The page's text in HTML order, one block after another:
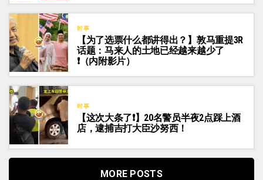
时事
【为了选票什么都讲得出？】敦马重提3R
话题：马来人的土地已经越来越少了
❗（内附影片）
时事
【这次大条了❗】20名警员半夜2点踩上酒
店，逮捕吉打大臣沙努西！
MORE POSTS